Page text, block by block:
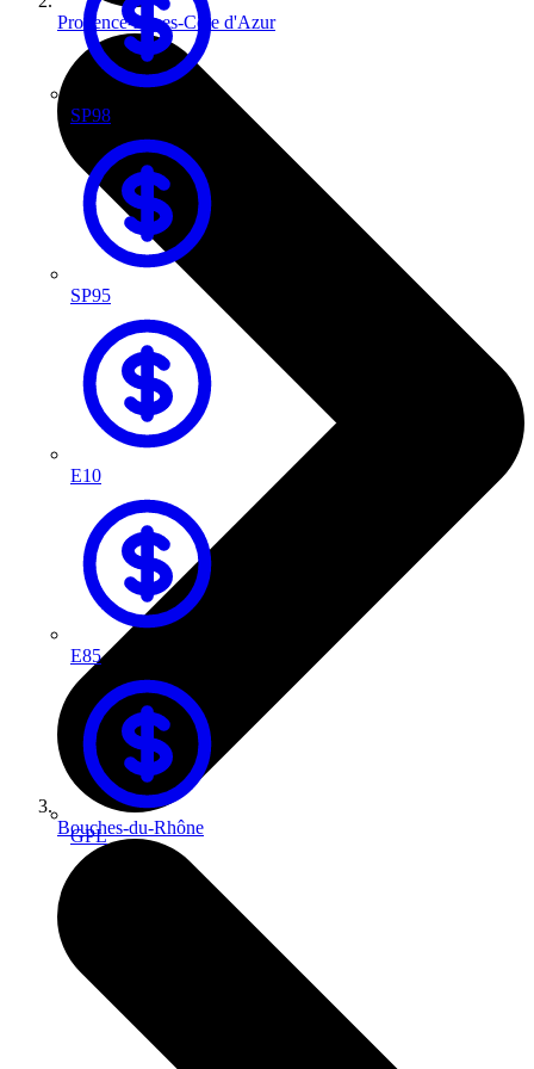
SP98
SP95
E10
E85
GPL
Provence-Alpes-Côte d'Azur
Bouches-du-Rhône